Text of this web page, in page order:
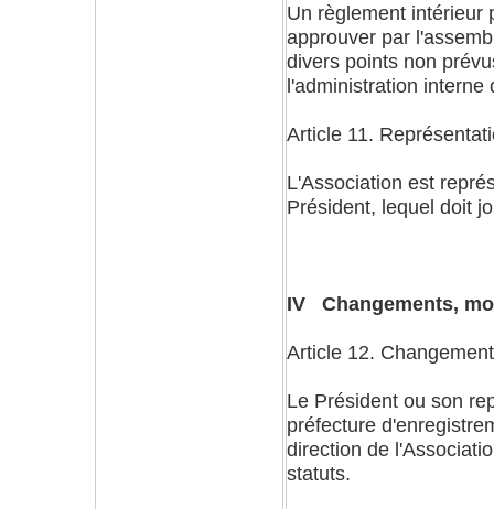
Un règlement intérieur
approuver par
divers points non
l'administration interne
Article 11.
L'Association est
Président, lequel doit
IV Changements,
Article 12.
Le Président ou son
préfecture
direction de
statuts.